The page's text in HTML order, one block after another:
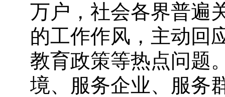
万户，社会各界普遍
的工作作风，主动回
教育政策等热点问题
境、服务企业、服务